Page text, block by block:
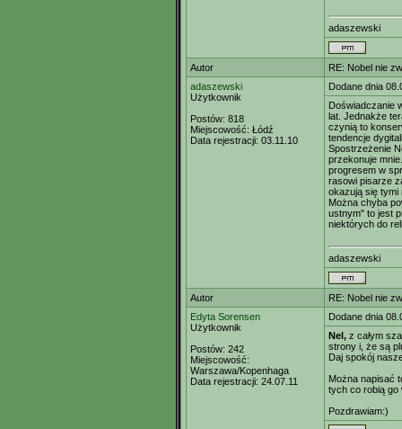
adaszewski
Autor
RE: Nobel nie
adaszewski
Użytkownik
Postów: 818
Miejscowość: Łódź
Data rejestracji: 03.11.10
Dodane dnia
Doświadczanie
lat. Jednakże
czynią to
tendencje
Spostrzeżenie
przekonuje
progresem w
rasowi pisarze
okazują się tymi
Można chyba
ustnym" to jest
niektórych do
adaszewski
Autor
RE: Nobel nie
Edyta Sorensen
Użytkownik
Postów: 242
Miejscowość:
Warszawa/Kopenhaga
Data rejestracji: 24.07.11
Dodane dnia
Nel, z całym
strony i, że są
Daj spokój
Można napisać
tych co robią go
Pozdrawiam:)